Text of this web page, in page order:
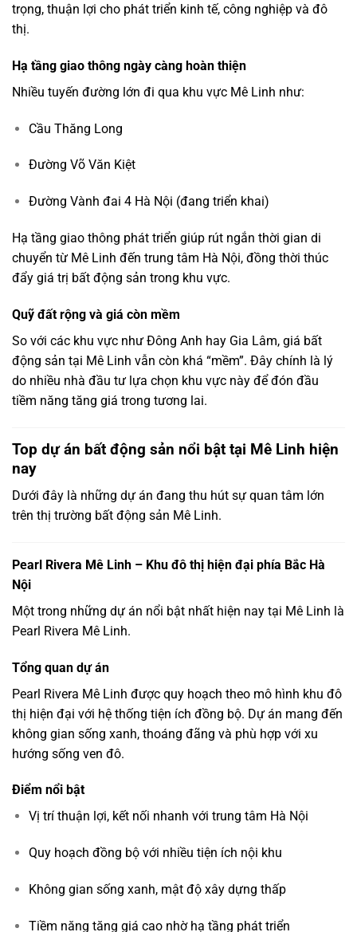
trọng, thuận lợi cho phát triển kinh tế, công nghiệp và đô
thị.
Hạ tầng giao thông ngày càng hoàn thiện
Nhiều tuyến đường lớn đi qua khu vực Mê Linh như:
Cầu Thăng Long
Đường Võ Văn Kiệt
Đường Vành đai 4 Hà Nội (đang triển khai)
Hạ tầng giao thông phát triển giúp rút ngắn thời gian di
chuyển từ Mê Linh đến trung tâm Hà Nội, đồng thời thúc
đẩy giá trị bất động sản trong khu vực.
Quỹ đất rộng và giá còn mềm
So với các khu vực như Đông Anh hay Gia Lâm, giá bất
động sản tại Mê Linh vẫn còn khá “mềm”. Đây chính là lý
do nhiều nhà đầu tư lựa chọn khu vực này đểđón đầu
tiềm năng tăng giá trong tương lai.
Top dựán bất động sản nổi bật tại Mê Linh hiện
nay
Dưới đây là những dự án đang thu hút sự quan tâm lớn
trên thị trường bất động sản Mê Linh.
Pearl Rivera Mê Linh – Khu đô thị hiện đại phía Bắc Hà
Nội
Một trong những dự án nổi bật nhất hiện nay tại Mê Linh là
Pearl Rivera Mê Linh.
Tổng quan dựán
Pearl Rivera Mê Linh được quy hoạch theo mô hình khu đô
thị hiện đại với hệ thống tiện ích đồng bộ. Dự án mang đến
không gian sống xanh, thoáng đãng và phù hợp với xu
hướng sống ven đô.
Điểm nổi bật
Vị trí thuận lợi, kết nối nhanh với trung tâm Hà Nội
Quy hoạch đồng bộ với nhiều tiện ích nội khu
Không gian sống xanh, mật độ xây dựng thấp
Tiềm năng tăng giá cao nhờ hạ tầng phát triển